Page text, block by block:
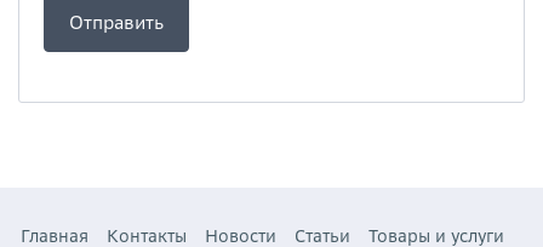
Главная Контакты Новости Статьи Товары и услуги